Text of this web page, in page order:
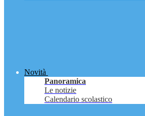
Novità
Panoramica
Le notizie
Calendario scolastico